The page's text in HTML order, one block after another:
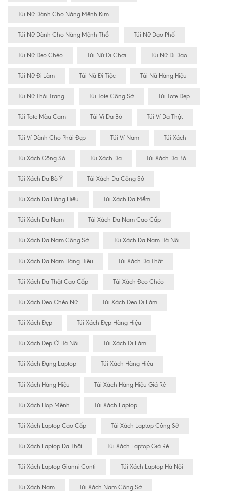
Túi Nữ Dành Cho Nàng Mệnh Kim
Túi Nữ Dành Cho Nàng Mệnh Thổ Túi Nữ Dạo Phố
Túi Nữ Đeo Chéo Túi Nữ Đi Chơi Túi Nữ Đi Dạo
Túi Nữ Đi Làm Túi Nữ Đi Tiệc Túi Nữ Hàng Hiệu
Túi Nữ Thời Trang Túi Tote Công Sở Túi Tote Đẹp
Túi Tote Màu Cam Túi Ví Da Bò Túi Ví Da Thật
Túi Ví Dành Cho Phái Đẹp Túi Ví Nam Túi Xách
Túi Xách Công Sở Túi Xách Da Túi Xách Da Bò
Túi Xách Da Bò Ý Túi Xách Da Công Sở
Túi Xách Da Hàng Hiêu Túi Xách Da Mềm
Túi Xách Da Nam Túi Xách Da Nam Cao Cấp
Túi Xách Da Nam Công Sở Túi Xách Da Nam Hà Nội
Túi Xách Da Nam Hàng Hiệu Túi Xách Da Thật
Túi Xách Da Thật Cao Cấp Túi Xách Đeo Chéo
Túi Xách Đeo Chéo Nữ Túi Xách Đeo Đi Làm
Túi Xách Đẹp Túi Xách Đẹp Hàng Hiệu
Túi Xách Đẹp Ở Hà Nội Túi Xách Đi Làm
Túi Xách Đựng Laptop Túi Xách Hàng Hiêu
Túi Xách Hàng Hiệu Túi Xách Hàng Hiệu Giá Rẻ
Túi Xách Hợp Mệnh Túi Xách Laptop
Túi Xách Laptop Cao Cấp Túi Xách Laptop Công Sở
Túi Xách Laptop Da Thật Túi Xách Laptop Giá Rẻ
Túi Xách Laptop Gianni Conti Túi Xách Laptop Hà Nội
Túi Xách Nam Túi Xách Nam Công Sở